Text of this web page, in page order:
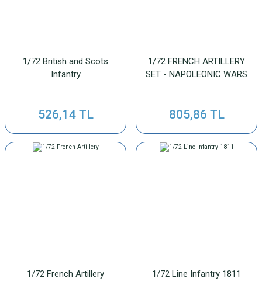
1/72 British and Scots
Infantry
526,14 TL
1/72 FRENCH ARTILLERY
SET - NAPOLEONIC WARS
805,86 TL
1/72 French Artillery 1/72 Line Infantry 1811